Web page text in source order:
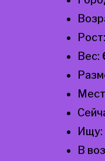
Вес:
Ищу:
В